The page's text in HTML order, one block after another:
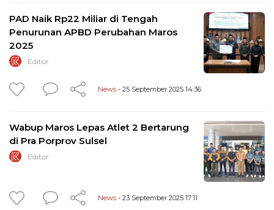
PAD Naik Rp22 Miliar di Tengah
Penurunan APBD Perubahan Maros
2025
Editor
News - 25 September 2025 14:36
Wabup Maros Lepas Atlet 2 Bertarung
di Pra Porprov Sulsel
Editor
News - 23 September 2025 17:11